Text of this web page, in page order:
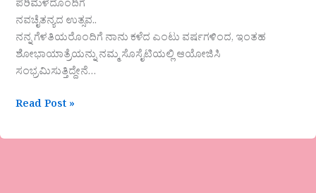
ಪರಿಮಳದೊಂದಿಗೆ
ನವಚೈತನ್ಯದ ಉತ್ಸವ..
ನನ್ನ ಗೆಳತಿಯರೊಂದಿಗೆ ನಾನು ಕಳೆದ ಎಂಟು ವರ್ಷಗಳಿಂದ, ಇಂತಹ
ಶೋಭಾಯಾತ್ರೆಯನ್ನು ನಮ್ಮ ಸೊಸೈಟಿಯಲ್ಲಿ ಆಯೋಜಿಸಿ
ಸಂಭ್ರಮಿಸುತ್ತಿದ್ದೇನೆ…
Read Post »